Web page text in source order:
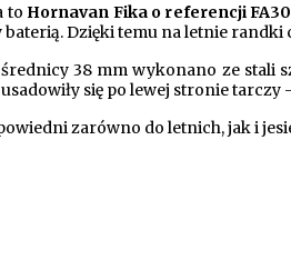
to Hornavan Fika o referencji
Dzięki temu na letnie randki
38 mm wykonano ze stali
się po lewej stronie
zarówno do letnich, jak i